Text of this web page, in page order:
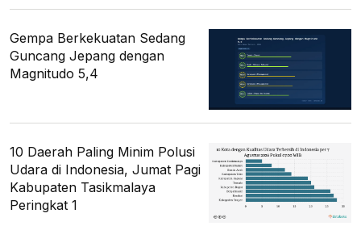
Gempa Berkekuatan Sedang
Guncang Jepang dengan
Magnitudo 5,4
10 Daerah Paling Minim Polusi
Udara di Indonesia, Jumat Pagi
Kabupaten Tasikmalaya
Peringkat 1